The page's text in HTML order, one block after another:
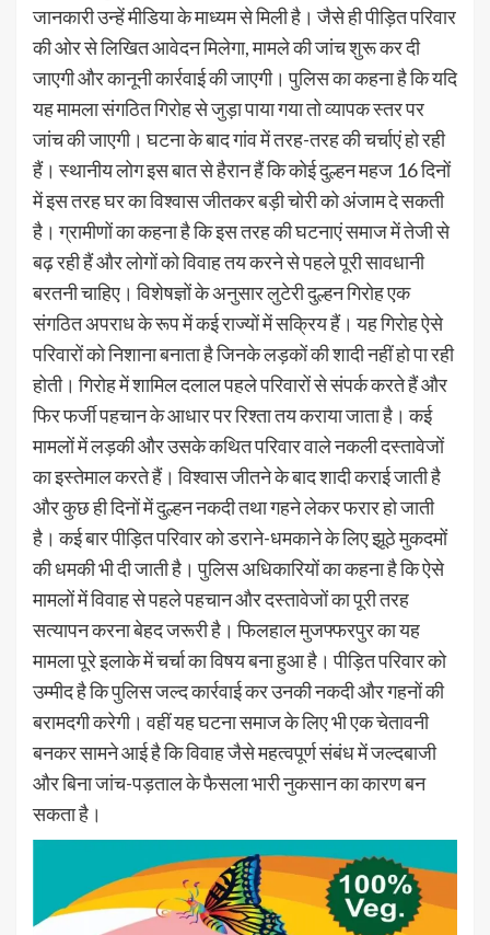
जानकारी उन्हें मीडिया के माध्यम से मिली है। जैसे ही पीड़ित परिवार
की ओर से लिखित आवेदन मिलेगा, मामले की जांच शुरू कर दी
जाएगी और कानूनी कार्रवाई की जाएगी। पुलिस का कहना है कि यदि
यह मामला संगठित गिरोह से जुड़ा पाया गया तो व्यापक स्तर पर
जांच की जाएगी। घटना के बाद गांव में तरह-तरह की चर्चाएं हो रही
हैं। स्थानीय लोग इस बात से हैरान हैं कि कोई दुल्हन महज 16 दिनों
में इस तरह घर का विश्वास जीतकर बड़ी चोरी को अंजाम दे सकती
है। ग्रामीणों का कहना है कि इस तरह की घटनाएं समाज में तेजी से
बढ़ रही हैं और लोगों को विवाह तय करने से पहले पूरी सावधानी
बरतनी चाहिए। विशेषज्ञों के अनुसार लुटेरी दुल्हन गिरोह एक
संगठित अपराध के रूप में कई राज्यों में सक्रिय हैं। यह गिरोह ऐसे
परिवारों को निशाना बनाता है जिनके लड़कों की शादी नहीं हो पा रही
होती। गिरोह में शामिल दलाल पहले परिवारों से संपर्क करते हैं और
फिर फर्जी पहचान के आधार पर रिश्ता तय कराया जाता है। कई
मामलों में लड़की और उसके कथित परिवार वाले नकली दस्तावेजों
का इस्तेमाल करते हैं। विश्वास जीतने के बाद शादी कराई जाती है
और कुछ ही दिनों में दुल्हन नकदी तथा गहने लेकर फरार हो जाती
है। कई बार पीड़ित परिवार को डराने-धमकाने के लिए झूठे मुकदमों
की धमकी भी दी जाती है। पुलिस अधिकारियों का कहना है कि ऐसे
मामलों में विवाह से पहले पहचान और दस्तावेजों का पूरी तरह
सत्यापन करना बेहद जरूरी है। फिलहाल मुजफ्फरपुर का यह
मामला पूरे इलाके में चर्चा का विषय बना हुआ है। पीड़ित परिवार को
उम्मीद है कि पुलिस जल्द कार्रवाई कर उनकी नकदी और गहनों की
बरामदगी करेगी। वहीं यह घटना समाज के लिए भी एक चेतावनी
बनकर सामने आई है कि विवाह जैसे महत्वपूर्ण संबंध में जल्दबाजी
और बिना जांच-पड़ताल के फैसला भारी नुकसान का कारण बन
सकता है।